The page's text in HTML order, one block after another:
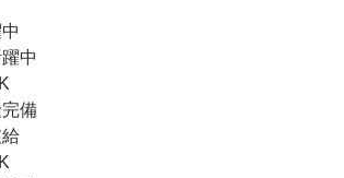
中
備